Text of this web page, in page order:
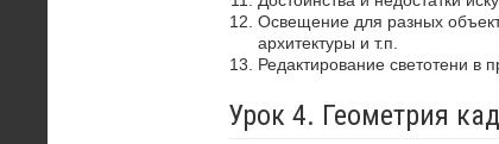
Освещение для разных
архитектуры и т.п.
Редактирование светотени в
Урок 4. Геометрия